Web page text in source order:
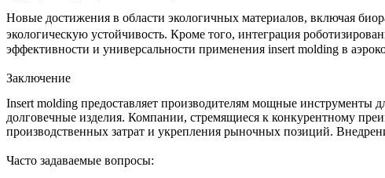
Новые достижения в области экологичных материалов, включая
экологическую устойчивость. Кроме того, интеграция
эффективности и универсальности применения insert molding в
Заключение
Insert molding предоставляет производителям мощные инструменты
долговечные изделия. Компании, стремящиеся к конкурентному
производственных затрат и укрепления рыночных позиций.
Часто задаваемые вопросы: